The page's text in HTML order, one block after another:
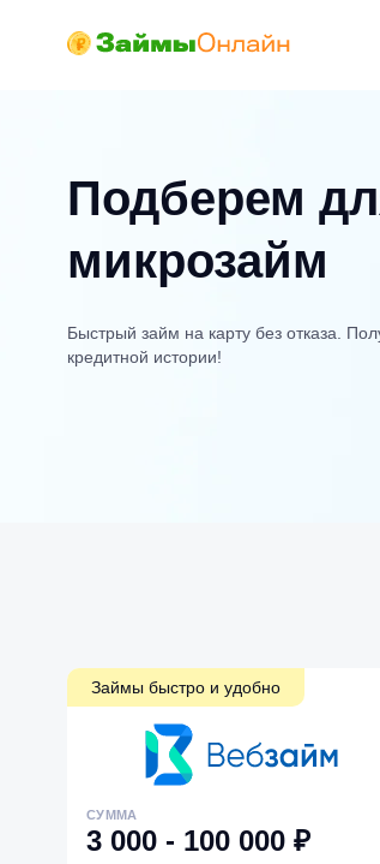
Подберем
микрозайм
Быстрый займ на карту без отказа.
кредитной истории!
Займы быстро и удобно
СУММА
3 000 - 100 000 ₽